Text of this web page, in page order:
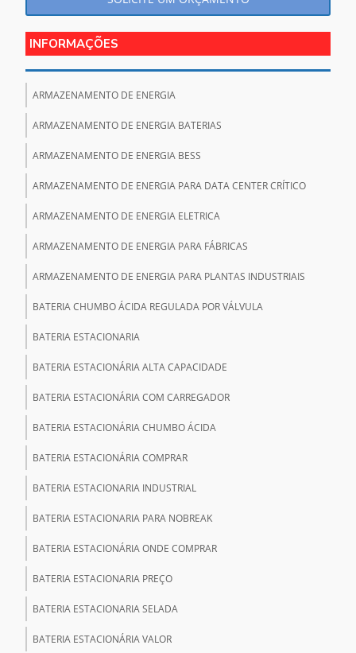
INFORMAÇÕES
ARMAZENAMENTO DE ENERGIA
ARMAZENAMENTO DE ENERGIA BATERIAS
ARMAZENAMENTO DE ENERGIA BESS
ARMAZENAMENTO DE ENERGIA PARA DATA CENTER CRÍTICO
ARMAZENAMENTO DE ENERGIA ELETRICA
ARMAZENAMENTO DE ENERGIA PARA FÁBRICAS
ARMAZENAMENTO DE ENERGIA PARA PLANTAS INDUSTRIAIS
BATERIA CHUMBO ÁCIDA REGULADA POR VÁLVULA
BATERIA ESTACIONARIA
BATERIA ESTACIONÁRIA ALTA CAPACIDADE
BATERIA ESTACIONÁRIA COM CARREGADOR
BATERIA ESTACIONÁRIA CHUMBO ÁCIDA
BATERIA ESTACIONÁRIA COMPRAR
BATERIA ESTACIONARIA INDUSTRIAL
BATERIA ESTACIONARIA PARA NOBREAK
BATERIA ESTACIONÁRIA ONDE COMPRAR
BATERIA ESTACIONARIA PREÇO
BATERIA ESTACIONARIA SELADA
BATERIA ESTACIONÁRIA VALOR